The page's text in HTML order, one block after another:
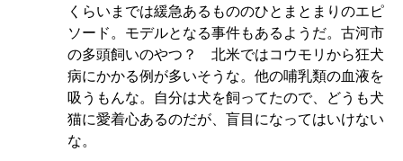
くらいまでは緩急あるもののひとまとまりのエピ
ソード。モデルとなる事件もあるようだ。古河市
の多頭飼いのやつ？ 北米ではコウモリから狂犬
病にかかる例が多いそうな。他の哺乳類の血液を
吸うもんな。自分は犬を飼ってたので、どうも犬
猫に愛着心あるのだが、盲目になってはいけない
な。